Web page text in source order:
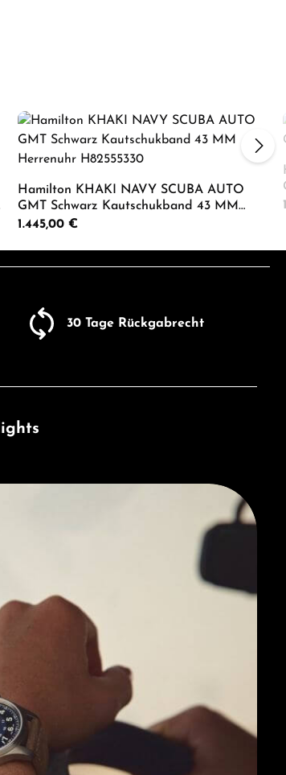
zu erhöhen oder zu
Hamilton KHAKI NAVY SCUBA AUTO
GMT Schwarz Kautschukband 43 MM
Herrenuhr H82555330
Regulärer Preis:
1.445,00 €
30 Tage Rückgabrecht